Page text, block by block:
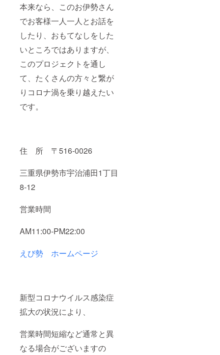
本来なら、このお伊勢さん
でお客様一人一人とお話を
したり、おもてなしをした
いところではありますが、
このプロジェクトを通し
て、たくさんの方々と繋が
りコロナ渦を乗り越えたい
です。
住 所 〒516-0026
三重県伊勢市宇治浦田1丁目
8-12
営業時間
AM11:00-PM22:00
えび勢 ホームページ
新型コロナウイルス感染症
拡大の状況により、
営業時間短縮など通常と異
なる場合がございますの